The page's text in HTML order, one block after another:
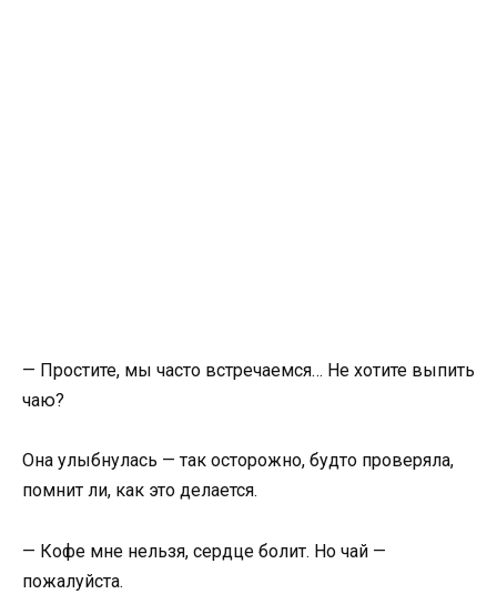
— Простите, мы часто встречаемся… Не хотите выпить
чаю?
Она улыбнулась — так осторожно, будто проверяла,
помнит ли, как это делается.
— Кофе мне нельзя, сердце болит. Но чай —
пожалуйста.